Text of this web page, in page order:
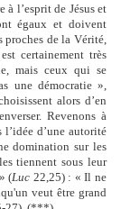
l’esprit de Jésus et
égaux et doivent
proches de la Vérité,
certainement très
mais ceux qui se
une démocratie »,
alors d’en
Revenons à
d’une autorité
domination sur les
tiennent sous leur
(Luc 22,25) : « Il ne
veut être grand